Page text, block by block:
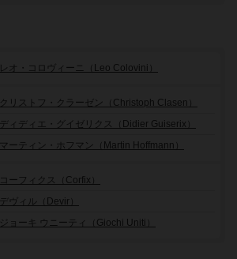
レオ・コロヴィーニ（Leo Colovini）
クリストフ・クラーゼン（Christoph Clasen）
ディディエ・グイゼリクス（Didier Guiserix）
マーティン・ホフマン（Martin Hoffmann）
コーフィクス（Corfix）
デヴィル（Devir）
ジョーキ ウニーティ（Giochi Uniti）